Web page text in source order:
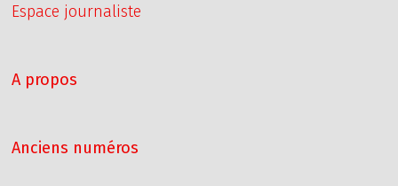
Espace journaliste
A propos
Anciens numéros